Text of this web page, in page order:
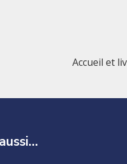
Accueil et